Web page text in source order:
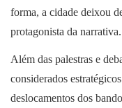
forma, a cidade deixou
protagonista da narrativa.
Além das palestras e
considerados
deslocamentos dos